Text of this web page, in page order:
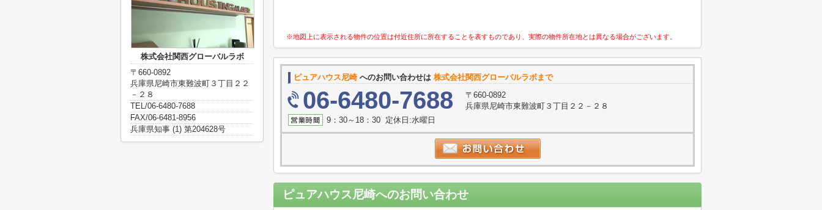
※地図上に表示される物件の位置は付近住所に所在することを表すものであり、実際の物件所在地とは異なる場合がございます。
ピュアハウス尼崎へのお問い合わせは 株式会社関西グローバルラボまで
06-6480-7688
〒660-0892
兵庫県尼崎市東難波町３丁目２２－２８
9：30～18：30 定休日:水曜日
ピュアハウス尼崎へのお問い合わせ
株式会社関西グローバルラボ
〒660-0892
兵庫県尼崎市東難波町３丁目２２
－２８
TEL/06-6480-7688
FAX/06-6481-8956
兵庫県知事 (1) 第204628号